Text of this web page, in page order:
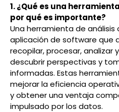
1. ¿Qué es una
por qué es importante?
Una herramienta de
aplicación de software que
recopilar, procesar, analizar
descubrir perspectivas y
informadas. Estas
mejorar la eficiencia
y obtener una ventaja
impulsado por los datos.